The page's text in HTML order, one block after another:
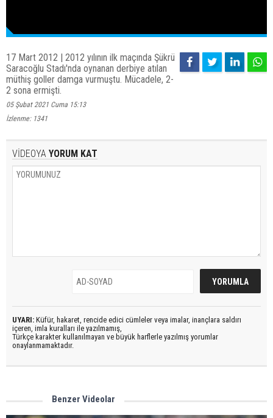
17 Mart 2012 | 2012 yılının ilk maçında Şükrü
Saracoğlu Stadı'nda oynanan derbiye atılan
müthiş goller damga vurmuştu. Mücadele, 2-
2 sona ermişti.
05 Şubat 2021 Cuma 15:13
İzlenme: 1341
VİDEOYA YORUM KAT
UYARI: Küfür, hakaret, rencide edici cümleler veya imalar, inançlara saldırı
içeren, imla kuralları ile yazılmamış,
Türkçe karakter kullanılmayan ve büyük harflerle yazılmış yorumlar
onaylanmamaktadır.
Benzer Videolar